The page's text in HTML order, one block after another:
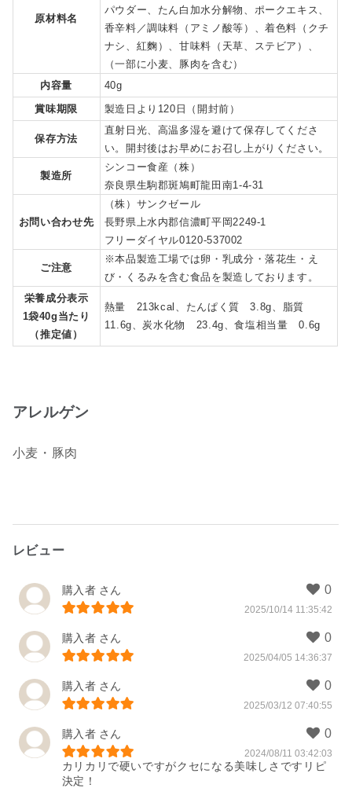
原材料名
パウダー、たん白加水分解物、ポークエキス、
香辛料／調味料（アミノ酸等）、着色料（クチ
ナシ、紅麴）、甘味料（天草、ステビア）、
（一部に小麦、豚肉を含む）
内容量
40g
賞味期限
製造日より120日（開封前）
保存方法
直射日光、高温多湿を避けて保存してくださ
い。開封後はお早めにお召し上がりください。
製造所
シンコー食産（株）
奈良県生駒郡斑鳩町龍田南1-4-31
お問い合わせ先
（株）サンクゼール
長野県上水内郡信濃町平岡2249-1
フリーダイヤル0120-537002
ご注意
※本品製造工場では卵・乳成分・落花生・え
び・くるみを含む食品を製造しております。
栄養成分表示
1袋40g当たり
（推定値）
熱量 213kcal、たんぱく質 3.8g、脂質
11.6g、炭水化物 23.4g、食塩相当量 0.6g
アレルゲン
小麦・豚肉
レビュー
購入者
2025/10/14 11:35:42
購入者
2025/04/05 14:36:37
購入者
2025/03/12 07:40:55
購入者
2024/08/11 03:42:03
カリカリで硬いですがクセになる美味しさですリピ
決定！